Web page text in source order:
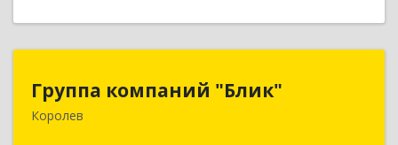
Группа компаний "Блик"
Королев
Группа компаний "Блик"